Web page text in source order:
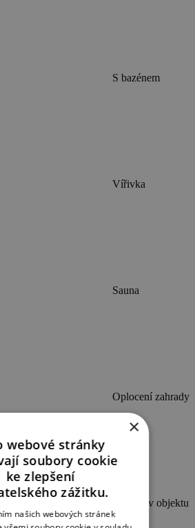
S bazénem
Vířivka
Sauna
Oplocení zahrady
Internet v objektu
×
webové stránky
soubory cookie
ke zlepšení
zážitku.
našich webových stránek